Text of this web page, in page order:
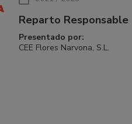
Reparto Responsable
Presentado por:
CEE Flores Narvona, S.L.